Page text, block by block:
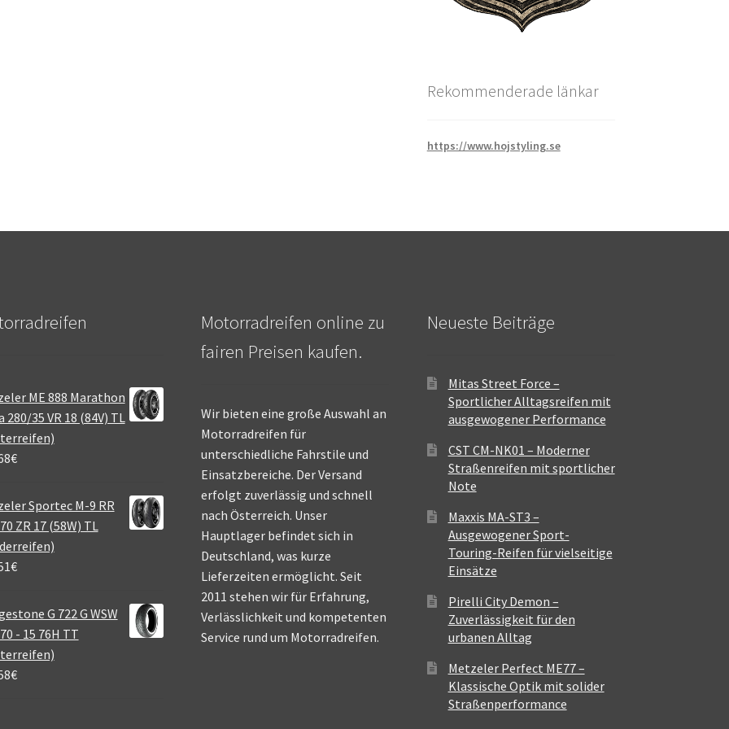
Rekommenderade länkar
https://www.hojstyling.se
ME 888 Marathon
280/35 VR 18 (84V) TL
€
Sportec M-9 RR
ZR 17 (58W) TL
€
G 722 G WSW
- 15 76H TT
€
Motorradreifen online zu
fairen Preisen kaufen.
Wir bieten eine große Auswahl an
Motorradreifen für
unterschiedliche Fahrstile und
Einsatzbereiche. Der Versand
erfolgt zuverlässig und schnell
nach Österreich. Unser
Hauptlager befindet sich in
Deutschland, was kurze
Lieferzeiten ermöglicht. Seit
2011 stehen wir für Erfahrung,
Verlässlichkeit und kompetenten
Service rund um Motorradreifen.
Neueste Beiträge
Mitas Street Force –
Sportlicher Alltagsreifen mit
ausgewogener Performance
CST CM-NK01 – Moderner
Straßenreifen mit sportlicher
Note
Maxxis MA-ST3 –
Ausgewogener Sport-
Touring-Reifen für vielseitige
Einsätze
Pirelli City Demon –
Zuverlässigkeit für den
urbanen Alltag
Metzeler Perfect ME77 –
Klassische Optik mit solider
Straßenperformance